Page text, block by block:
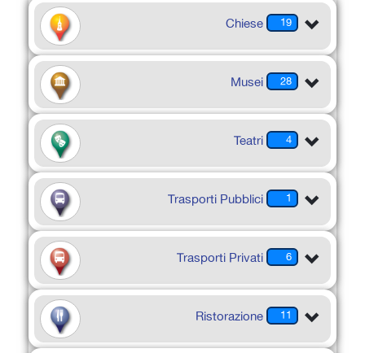
19
Chiese
28
Musei
4
Teatri
1
Trasporti Pubblici
6
Trasporti Privati
11
Ristorazione